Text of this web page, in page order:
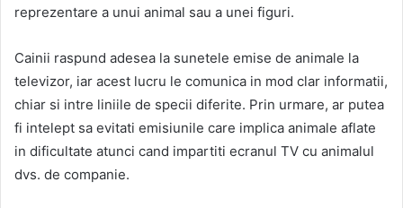
reprezentare a unui animal sau a unei figuri.
Cainii raspund adesea la sunetele emise de animale la
televizor, iar acest lucru le comunica in mod clar informatii,
chiar si intre liniile de specii diferite. Prin urmare, ar putea
fi intelept sa evitati emisiunile care implica animale aflate
in dificultate atunci cand impartiti ecranul TV cu animalul
dvs. de companie.